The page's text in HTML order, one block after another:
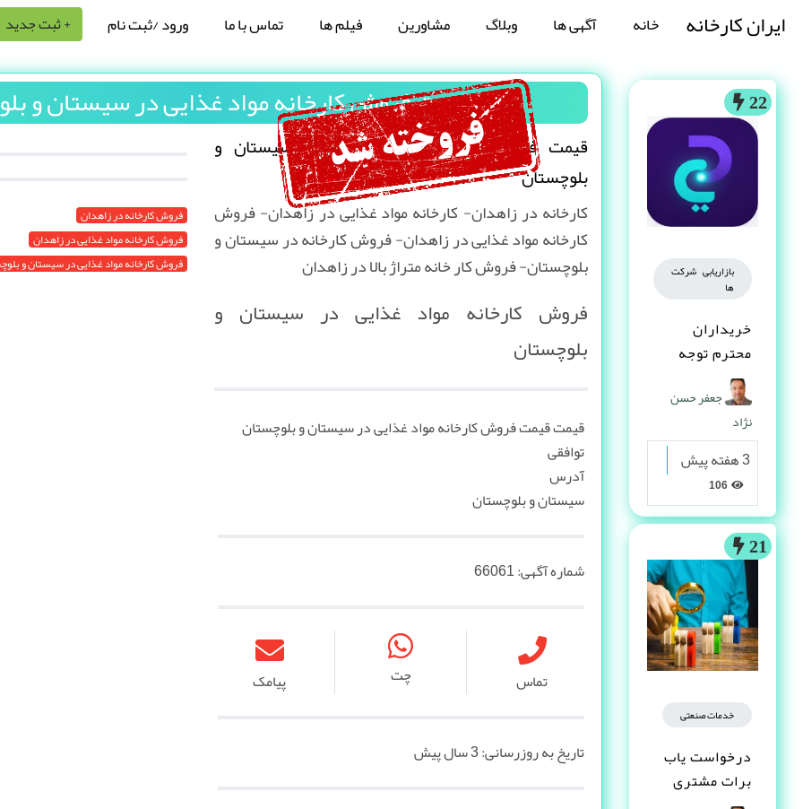
ایران کارخانه خانه آگهی ها وبلاگ مشاورین فیلم ها تماس با ما ورود /ثبت نام + ثبت جدید
22
بازاریابی شرکت
ها
خریداران
محترم توجه
کنند
جعفر حسن
نژاد
3 هفته پیش
21
خدمات صنعتی
درخواست یاب
برات مشتری
قیمت فروش کارخانه مواد غذایی در سیستان و
قیمت فروش کارخانه مواد غذایی در سیستان و
بلوچستان
کارخانه در زاهدان- کارخانه مواد غذایی در زاهدان- فروش
کارخانه مواد غذایی در زاهدان- فروش کارخانه در سیستان و
بلوچستان- فروش کار خانه متراژ بالا در زاهدان
فروش کارخانه مواد غذایی در سیستان و
بلوچستان
قیمت قیمت فروش کارخانه مواد غذایی در سیستان و بلوچستان
توافقی
آدرس
سیستان و بلوچستان
شماره آگهی:66061
تماس چت پیامک
تاریخ به روزرسانی:3 سال پیش
فروش کارخانه در زاهدان
فروش کارخانه مواد غذایی در زاهدان
فروش کارخانه مواد غذایی در سیستان و